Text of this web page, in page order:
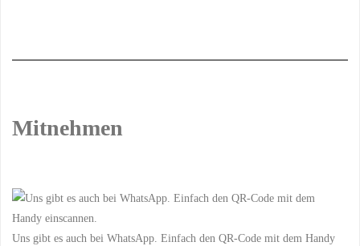
Mitnehmen
Uns gibt es auch bei WhatsApp. Einfach den QR-Code mit dem Handy